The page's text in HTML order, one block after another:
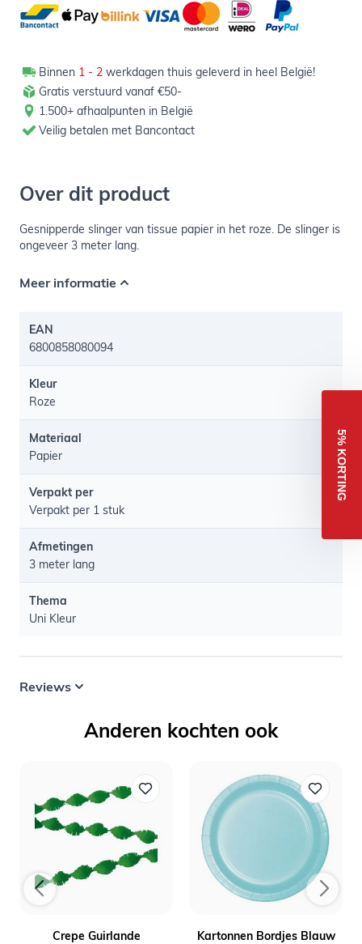
Binnen 1 - 2 werkdagen thuis geleverd in heel België!
Gratis verstuurd vanaf €50-
1.500+ afhaalpunten in België
Veilig betalen met Bancontact
Over dit product
Gesnipperde slinger van tissue papier in het roze. De slinger is
ongeveer 3 meter lang.
Meer informatie
EAN
6800858080094
Kleur
Roze
Materiaal
Papier
Verpakt per
Verpakt per 1 stuk
Afmetingen
3 meter lang
Thema
Uni Kleur
Reviews
Anderen kochten ook
Crepe Guirlande
Kartonnen Bordjes Blauw
5% KORTING